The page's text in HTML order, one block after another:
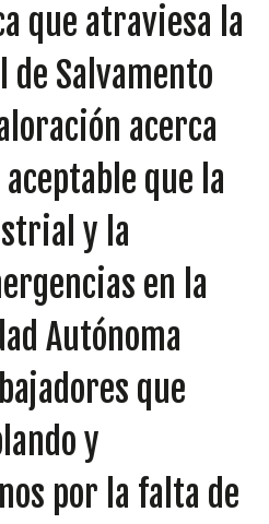
que atraviesa la
de Salvamento
acerca
que la
y la
en la
Autónoma
que
y
por la falta de